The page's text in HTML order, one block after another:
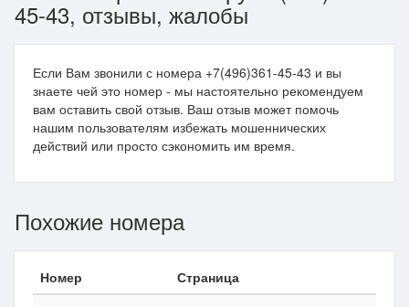
45-43, отзывы, жалобы
Если Вам звонили с номера +7(496)361-45-43 и вы
знаете чей это номер - мы настоятельно рекомендуем
вам оставить свой отзыв. Ваш отзыв может помочь
нашим пользователям избежать мошеннических
действий или просто сэкономить им время.
Похожие номера
Номер
Страница